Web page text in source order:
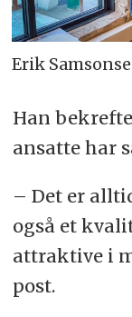
Erik
Han
ansatte har
– Det er
også et
attraktive i
post.